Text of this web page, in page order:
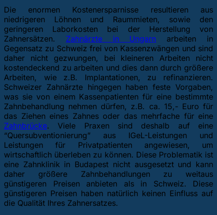
Die enormen Kostenersparnisse resultieren aus
niedrigeren Löhnen und Raummieten, sowie den
geringeren Laborkosten bei der Herstellung von
Zahnersätzen. Zahnärzte in Ungarn arbeiten in
Gegensatz zu Schweiz frei von Kassenzwängen und sind
daher nicht gezwungen, bei kleineren Arbeiten nicht
kostendeckend zu arbeiten und dies dann durch größere
Arbeiten, wie z.B. Implantationen, zu refinanzieren.
Schweizer Zahnärzte hingegen haben feste Vorgaben,
was sie von einem Kassenpatienten für eine bestimmte
Zahnbehandlung nehmen dürfen, z.B. ca. 15,- Euro für
das Ziehen eines Zahnes oder das mehrfache für eine
Zahnbrücke. Viele Praxen sind deshalb auf eine
“Quersubventionierung” aus IGeL-Leistungen und
Leistungen für Privatpatienten angewiesen, um
wirtschaftlich überleben zu können. Diese Problematik ist
eine Zahnklinik in Budapest nicht ausgesetzt und kann
daher größere Zahnbehandlungen zu weitaus
günstigeren Preisen anbieten als in Schweiz. Diese
günstigeren Preisen haben natürlich keinen Einfluss auf
die Qualität Ihres Zahnersatzes.